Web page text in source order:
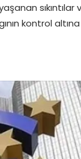
kontrol altına